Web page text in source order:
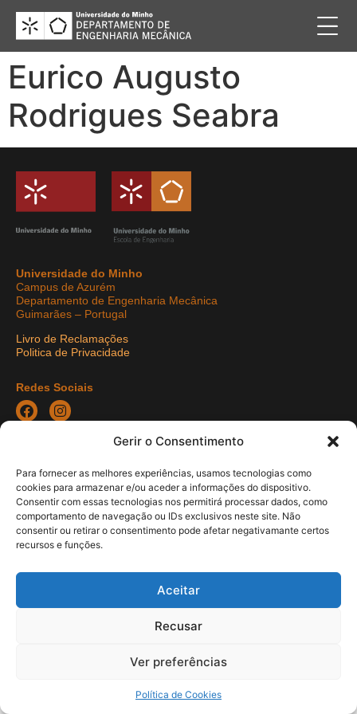
Gerir o Consentimento
Para fornecer as melhores experiências, usamos tecnologias como
cookies para armazenar e/ou aceder a informações do dispositivo.
Consentir com essas tecnologias nos permitirá processar dados, como
comportamento de navegação ou IDs exclusivos neste site. Não
consentir ou retirar o consentimento pode afetar negativamante certos
recursos e funções.
Aceitar
Recusar
Ver preferências
Política de Cookies
Eurico Augusto
Rodrigues Seabra
Universidade do Minho
Campus de Azurém
Departamento de Engenharia Mecânica
Guimarães – Portugal
Livro de Reclamações
Politica de Privacidade
Redes Sociais
UMinho | Developed byPixartidea